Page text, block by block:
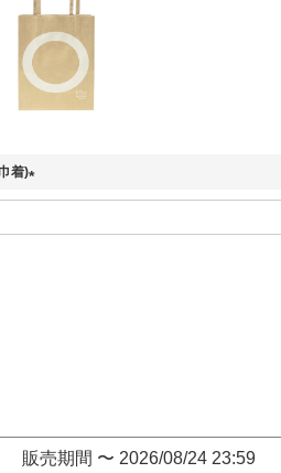
)
着)
(
販売期間 〜 2026/08/24 23:59